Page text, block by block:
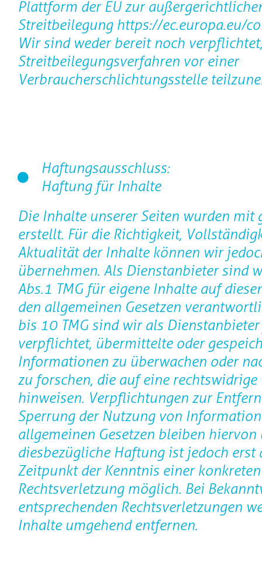
Plattform der EU zur
Streitbeilegung https://ec.europa.eu/
Wir sind weder bereit noch
Streitbeilegungsverfahren vor einer
Verbraucherschlichtungsstelle
Haftungsausschluss:
Haftung für Inhalte
Die Inhalte unserer Seiten wurden mit
erstellt. Für die Richtigkeit,
Aktualität der Inhalte können wir
übernehmen. Als Dienstanbieter sind
Abs.1 TMG für eigene Inhalte auf
den allgemeinen Gesetzen
bis 10 TMG sind wir als
verpflichtet, übermittelte oder
Informationen zu überwachen oder
zu forschen, die auf eine rechtswidrige
hinweisen. Verpflichtungen zur
Sperrung der Nutzung von
allgemeinen Gesetzen bleiben
diesbezügliche Haftung ist jedoch erst
Zeitpunkt der Kenntnis einer konkreten
Rechtsverletzung möglich. Bei
entsprechenden Rechtsverletzungen
Inhalte umgehend entfernen.